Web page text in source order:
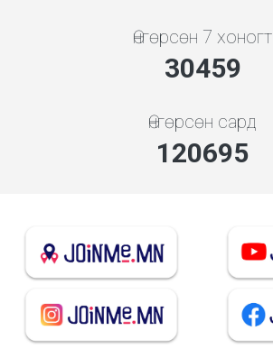
Өнгөрсөн 7 хоногт
32802
Өнгөрсөн сард
129979